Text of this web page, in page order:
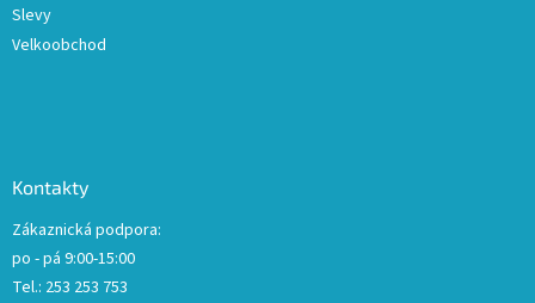
Slevy
Velkoobchod
Kontakty
Zákaznická podpora:
po - pá 9:00-15:00
Tel.: 253 253 753